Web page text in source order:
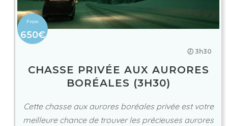
650€
🕖 3h30
CHASSE PRIVÉE AUX AURORES
BORÉALES (3H30)
Cette chasse aux aurores boréales privée est votre
meilleure chance de trouver les précieuses aurores